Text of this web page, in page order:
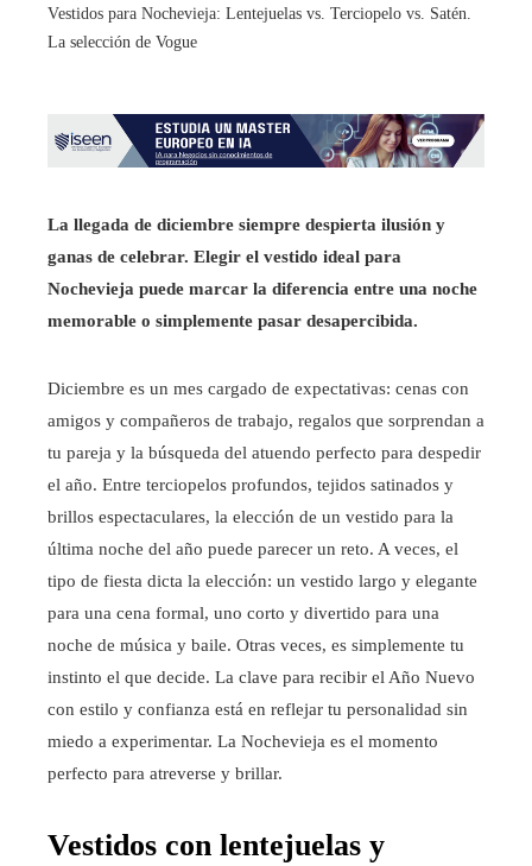
Vestidos para Nochevieja: Lentejuelas vs. Terciopelo vs. Satén.
La selección de Vogue
La llegada de diciembre siempre despierta ilusión y
ganas de celebrar. Elegir el vestido ideal para
Nochevieja puede marcar la diferencia entre una noche
memorable o simplemente pasar desapercibida.
Diciembre es un mes cargado de expectativas: cenas con
amigos y compañeros de trabajo, regalos que sorprendan a
tu pareja y la búsqueda del atuendo perfecto para despedir
el año. Entre terciopelos profundos, tejidos satinados y
brillos espectaculares, la elección de un vestido para la
última noche del año puede parecer un reto. A veces, el
tipo de fiesta dicta la elección: un vestido largo y elegante
para una cena formal, uno corto y divertido para una
noche de música y baile. Otras veces, es simplemente tu
instinto el que decide. La clave para recibir el Año Nuevo
con estilo y confianza está en reflejar tu personalidad sin
miedo a experimentar. La Nochevieja es el momento
perfecto para atreverse y brillar.
Vestidos con lentejuelas y